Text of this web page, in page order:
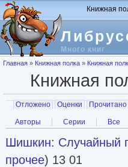
Перейти к основному содержанию
Много книг
Книжная
Вы здесь
Главная » Книжная полка » Книжная
Книжная
Главные вкладки
Отложено Оценки Прочитано
Вторичные вкладки
Авторы Серии Все
Шишкин: Случайный
прочее) 13 01